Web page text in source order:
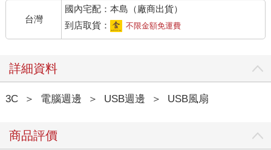
台灣
國內宅配：本島（廠商出貨）
到店取貨：
不限金額免運費
詳細資料
3C ＞ 電腦週邊 ＞ USB週邊 ＞ USB風扇
商品評價